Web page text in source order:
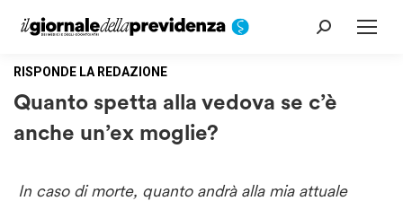
Cerca:
RISPONDE LA REDAZIONE
Quanto spetta alla vedova se c’è
anche un’ex moglie?
In caso di morte, quanto andrà alla mia attuale